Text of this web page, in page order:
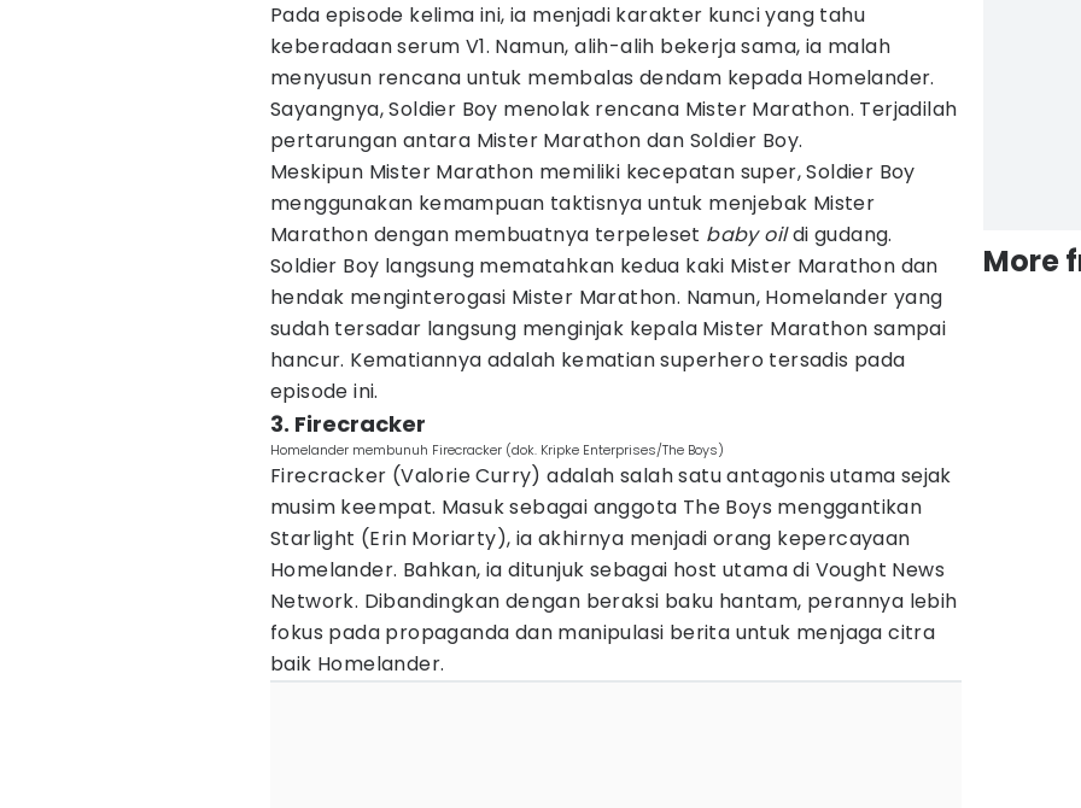
Pada episode kelima ini, ia menjadi karakter kunci yang tahu
keberadaan serum V1. Namun, alih-alih bekerja sama, ia malah
menyusun rencana untuk membalas dendam kepada Homelander.
Sayangnya, Soldier Boy menolak rencana Mister Marathon. Terjadilah
pertarungan antara Mister Marathon dan Soldier Boy.
Meskipun Mister Marathon memiliki kecepatan super, Soldier Boy
menggunakan kemampuan taktisnya untuk menjebak Mister
Marathon dengan membuatnya terpeleset baby oildi gudang.
Soldier Boy langsung mematahkan kedua kaki Mister Marathon dan
hendak menginterogasi Mister Marathon. Namun, Homelander yang
sudah tersadar langsung menginjak kepala Mister Marathon sampai
hancur. Kematiannya adalah kematian superhero tersadis pada
episode ini.
3. Firecracker
Homelander membunuh Firecracker (dok. Kripke Enterprises/The Boys)
Firecracker (Valorie Curry) adalah salah satu antagonis utama sejak
musim keempat. Masuk sebagai anggota The Boys menggantikan
Starlight (Erin Moriarty), ia akhirnya menjadi orang kepercayaan
Homelander. Bahkan, ia ditunjuk sebagai host utama di Vought News
Network. Dibandingkan dengan beraksi baku hantam, perannya lebih
fokus pada propaganda dan manipulasi berita untuk menjaga citra
baik Homelander.
More